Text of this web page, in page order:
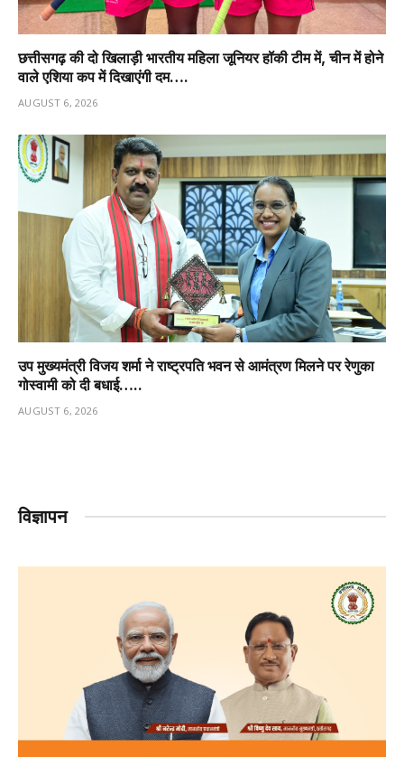
छत्तीसगढ़ की दो खिलाड़ी भारतीय महिला जूनियर हॉकी टीम में, चीन में होने
वाले एशिया कप में दिखाएंगी दम….
AUGUST 6, 2026
उप मुख्यमंत्री विजय शर्मा ने राष्ट्रपति भवन से आमंत्रण मिलने पर रेणुका
गोस्वामी को दी बधाई…..
AUGUST 6, 2026
विज्ञापन